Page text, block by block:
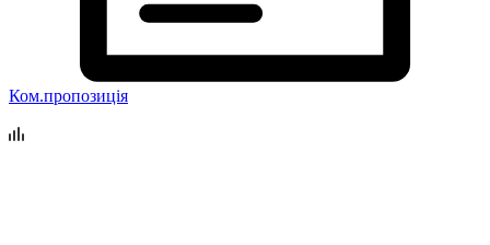
Ком.пропозиція